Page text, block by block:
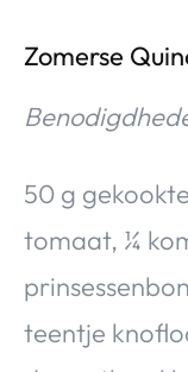
Zomerse
50 g
tomaat, ¼
teentje